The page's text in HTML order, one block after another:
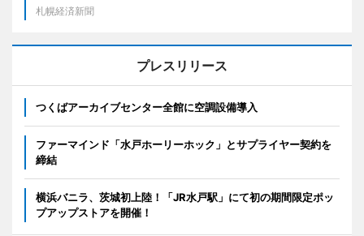
札幌経済新聞
プレスリリース
つくばアーカイブセンター全館に空調設備導入
ファーマインド「水戸ホーリーホック」とサプライヤー契約を
締結
横浜バニラ、茨城初上陸！「JR水戸駅」にて初の期間限定ポッ
プアップストアを開催！